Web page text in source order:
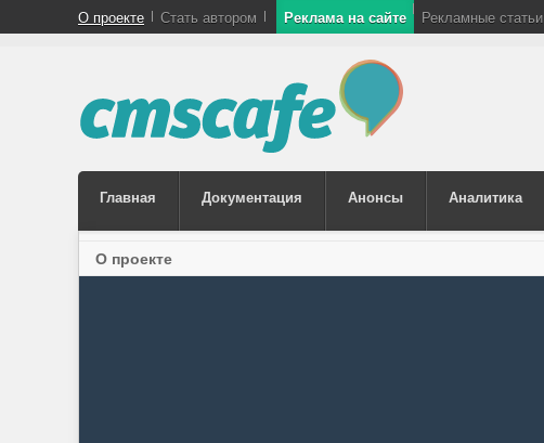
О проекте Стать автором Реклама на сайте Рекламные статьи
Главная Документация Анонсы Аналитика
О проекте